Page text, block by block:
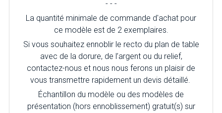
- - -
La quantité minimale de commande d'achat pour
ce modèle est de 2 exemplaires.
Si vous souhaitez ennoblir le recto du plan de table
avec de la dorure, de l’argent ou du relief,
contactez-nous et nous nous ferons un plaisir de
vous transmettre rapidement un devis détaillé.
Échantillon du modèle ou des modèles de
présentation (hors ennoblissement) gratuit(s) sur